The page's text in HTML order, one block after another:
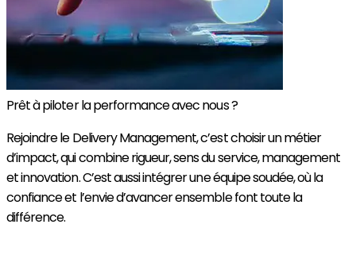
Prêt à piloter la performance avec nous ?
Rejoindre le Delivery Management, c’est choisir un métier
d’impact, qui combine rigueur, sens du service, management
et innovation. C’est aussi intégrer une équipe soudée, où la
confiance et l’envie d’avancer ensemble font toute la
différence.